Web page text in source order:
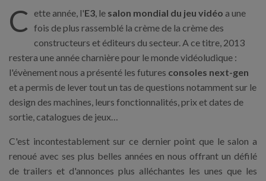
C ette année, l'E3, le salon mondial du jeu vidéo a une
fois de plus rassemblé la crème de la crème des
constructeurs et éditeurs du secteur. A ce titre, 2013
restera une année charnière pour le monde vidéoludique :
l'évènement nous a présenté les futures consoles next-gen
et a permis de lever tout un tas de questions notamment sur le
design des machines, leurs fonctionnalités, prix et dates de
sortie, catalogues de jeux…
C'est incontestablement sur ce dernier point que le salon a
renoué avec ses plus belles années en nous offrant un défilé
de trailers et d'annonces plus alléchantes les unes que les